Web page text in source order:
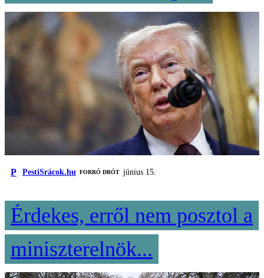
P PestiSrácok.hu FORRÓ DRÓT június 15.
Érdekes, erről nem posztol a
miniszterelnök...